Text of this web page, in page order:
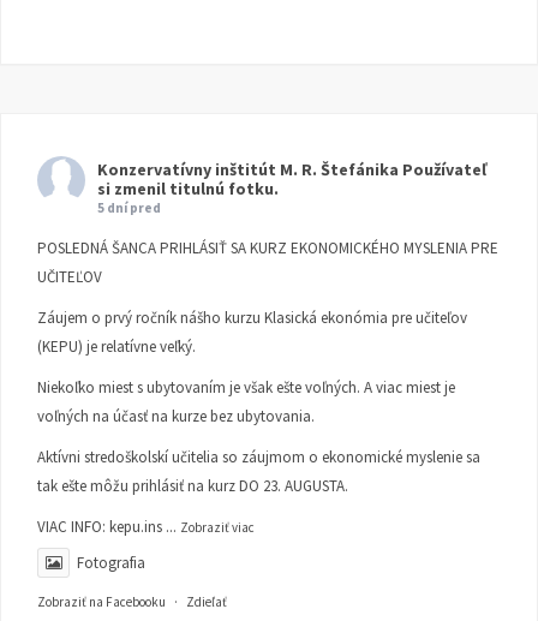
Konzervatívny inštitút M. R. Štefánika Používateľ
si zmenil titulnú fotku.
5 dní pred
POSLEDNÁ ŠANCA PRIHLÁSIŤ SA KURZ EKONOMICKÉHO MYSLENIA PRE
UČITEĽOV
Záujem o prvý ročník nášho kurzu Klasická ekonómia pre učiteľov
(KEPU) je relatívne veľký.
Niekoľko miest s ubytovaním je však ešte voľných. A viac miest je
voľných na účasť na kurze bez ubytovania.
Aktívni stredoškolskí učitelia so záujmom o ekonomické myslenie sa
tak ešte môžu prihlásiť na kurz DO 23. AUGUSTA.
VIAC INFO: kepu.ins ... Zobraziť viac
Fotografia
Zobraziť na Facebooku · Zdieľať